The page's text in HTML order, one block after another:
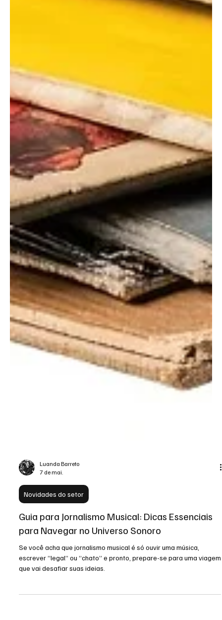
Luanda Barreto
7 de mai.
Novidades do setor
Guia para Jornalismo Musical: Dicas Essenciais
para Navegar no Universo Sonoro
Se você acha que jornalismo musical é só ouvir uma música,